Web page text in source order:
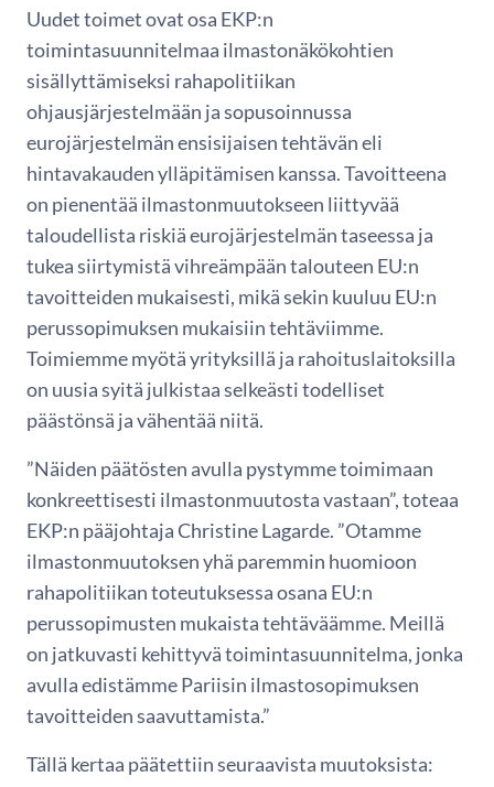
Uudet toimet ovat osa EKP:n
toimintasuunnitelmaa ilmastonäkökohtien
sisällyttämiseksi rahapolitiikan
ohjausjärjestelmään ja sopusoinnussa
eurojärjestelmän ensisijaisen tehtävän eli
hintavakauden ylläpitämisen kanssa. Tavoitteena
on pienentää ilmastonmuutokseen liittyvää
taloudellista riskiä eurojärjestelmän taseessa ja
tukea siirtymistä vihreämpään talouteen EU:n
tavoitteiden mukaisesti, mikä sekin kuuluu EU:n
perussopimuksen mukaisiin tehtäviimme.
Toimiemme myötä yrityksillä ja rahoituslaitoksilla
on uusia syitä julkistaa selkeästi todelliset
päästönsä ja vähentää niitä.
”Näiden päätösten avulla pystymme toimimaan
konkreettisesti ilmastonmuutosta vastaan”, toteaa
EKP:n pääjohtaja Christine Lagarde. ”Otamme
ilmastonmuutoksen yhä paremmin huomioon
rahapolitiikan toteutuksessa osana EU:n
perussopimusten mukaista tehtäväämme. Meillä
on jatkuvasti kehittyvä toimintasuunnitelma, jonka
avulla edistämme Pariisin ilmastosopimuksen
tavoitteiden saavuttamista.”
Tällä kertaa päätettiin seuraavista muutoksista: